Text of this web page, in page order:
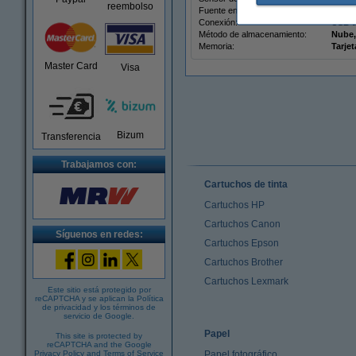
reembolso
Master Card Visa
Transferencia Bizum
Trabajamos con:
Síguenos en redes:
Este sitio está protegido por
reCAPTCHA y se aplican la Política
de privacidad y los términos de
servicio de Google
This site is protected by
reCAPTCHA and the Google
Privacy Policy and Terms of Service
Fuente energía:
Conexión:
USB
Método de almacenamiento:
Memoria:
Cartuchos de tinta
Cartuchos HP
Cartuchos Canon
Cartuchos Epson
Cartuchos Brother
Cartuchos Lexmark
Papel